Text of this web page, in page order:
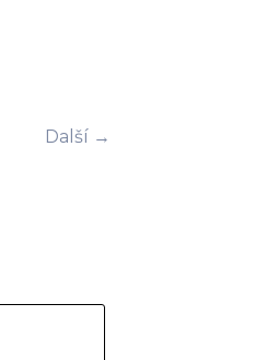
Další →